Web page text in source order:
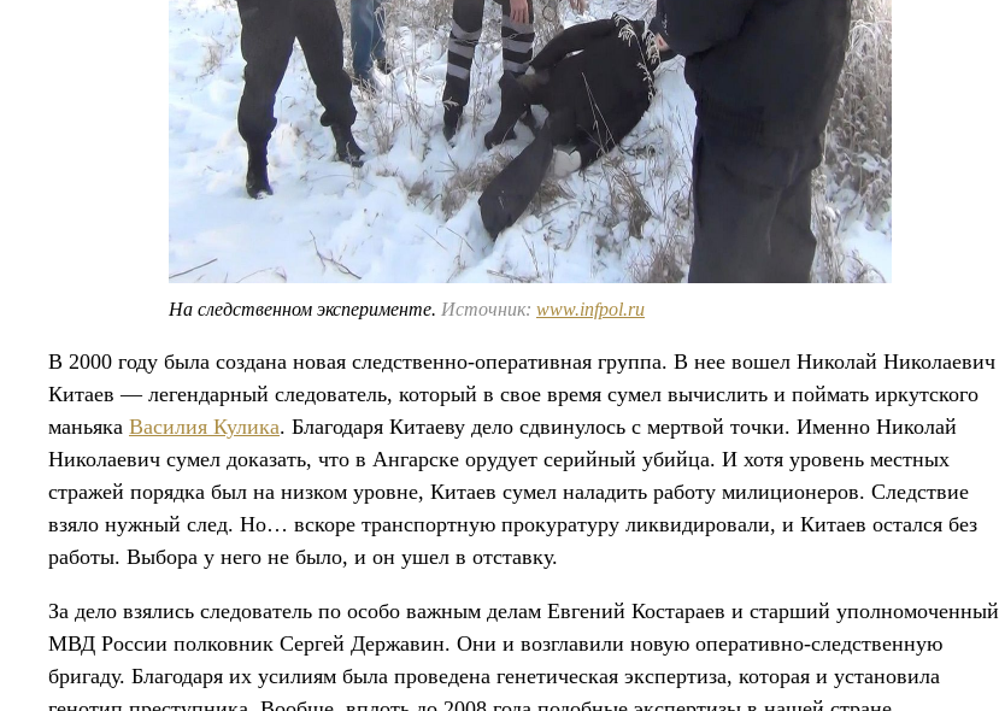
На следственном эксперименте. Источник: www.infpol.ru
В 2000 году была создана новая следственно-оперативная группа. В нее вошел Николай Николаевич
Китаев — легендарный следователь, который в свое время сумел вычислить и поймать иркутского
маньяка Василия Кулика. Благодаря Китаеву дело сдвинулось с мертвой точки. Именно Николай
Николаевич сумел доказать, что в Ангарске орудует серийный убийца. И хотя уровень местных
стражей порядка был на низком уровне, Китаев сумел наладить работу милиционеров. Следствие
взяло нужный след. Но… вскоре транспортную прокуратуру ликвидировали, и Китаев остался без
работы. Выбора у него не было, и он ушел в отставку.
За дело взялись следователь по особо важным делам Евгений Костараев и старший уполномоченный
МВД России полковник Сергей Державин. Они и возглавили новую оперативно-следственную
бригаду. Благодаря их усилиям была проведена генетическая экспертиза, которая и установила